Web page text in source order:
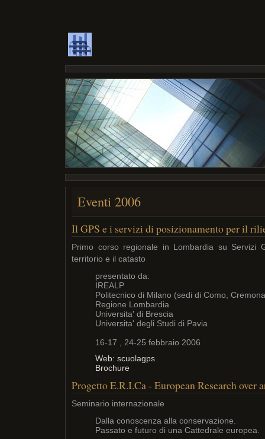
Eventi 2006
Il GPS e i servizi di posizionamento per il
Primo corso regionale in Lombardia su Servizi
territorio e il catasto
presentato da:
IREALP
Politecnico di Milano (sedi di Como,
Regione Lombardia
Universita' di Brescia
Universita' degli Studi di Pavia
16-17 , 24-25 febbraio 2006
Web: scuolagps
Brochure
Progetto E.R.I.Ca - European Research over
Seminario internazionale
Dalla conoscenza alla conservazione.
Passato e futuro di una Cattedrale europea.